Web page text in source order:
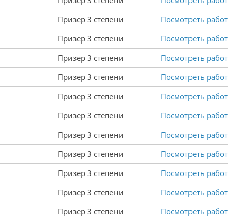
Призер 3 степени
Посмотреть
Призер 3 степени
Посмотреть
Призер 3 степени
Посмотреть
Призер 3 степени
Посмотреть
Призер 3 степени
Посмотреть
Призер 3 степени
Посмотреть
Призер 3 степени
Посмотреть
Призер 3 степени
Посмотреть
Призер 3 степени
Посмотреть
Призер 3 степени
Посмотреть
Призер 3 степени Посмотреть